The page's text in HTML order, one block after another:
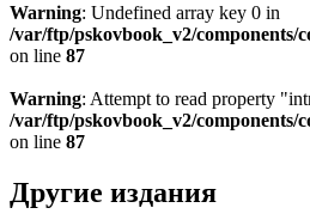
Warning: Undefined array key 0 in
/var/ftp/pskovbook_v2/components/
on line 87
Warning: Attempt to read property
/var/ftp/pskovbook_v2/components/
on line 87
Другие издания